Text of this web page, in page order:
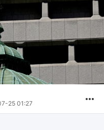
25 01:27